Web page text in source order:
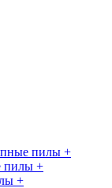
пилы +
пилы +
+